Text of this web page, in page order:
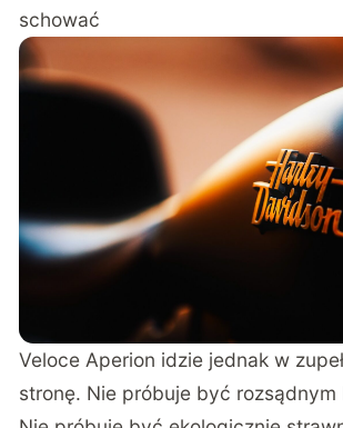
schować
Veloce Aperion idzie jednak w
stronę. Nie próbuje być rozsądnym